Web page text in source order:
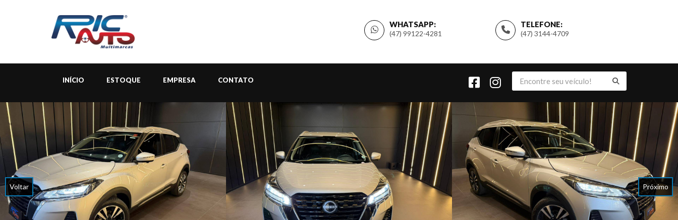
TELEFONE:
(47) 3144-4709
WHATSAPP:
(47) 99122-4281
INÍCIO ESTOQUE EMPRESA CONTATO
Voltar Próximo